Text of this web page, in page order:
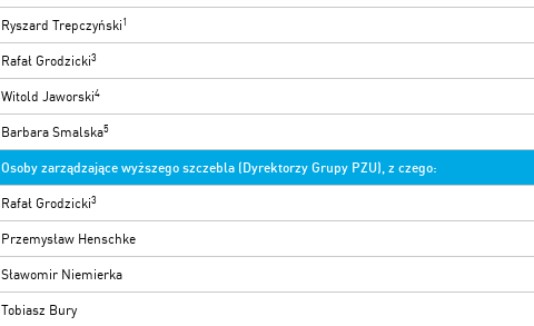
Ryszard Trepczyński1
Rafał Grodzicki3
Witold Jaworski4
Barbara Smalska5
Osoby zarządzające wyższego szczebla (Dyrektorzy Grupy PZU), z czego:
Rafał Grodzicki3
Przemysław Henschke
Sławomir Niemierka
Tobiasz Bury